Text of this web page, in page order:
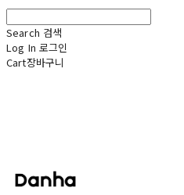
Search 검색
Log In 로그인
Cart장바구니